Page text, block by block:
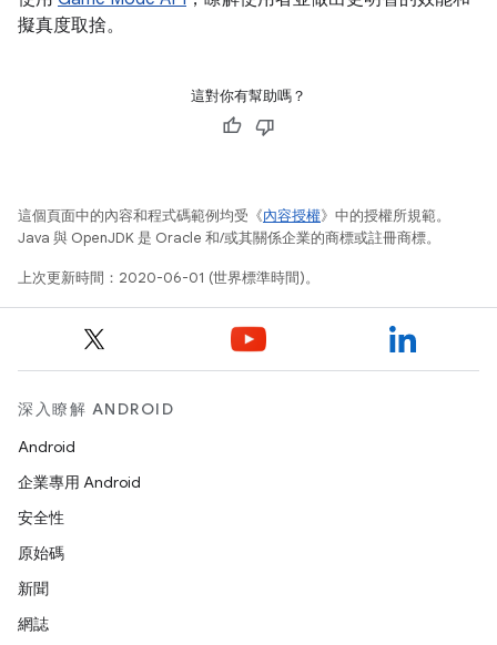
擬真度取捨。
這對你有幫助嗎？
這個頁面中的內容和程式碼範例均受《內容授權》中的授權所規範。
Java 與 OpenJDK 是 Oracle 和/或其關係企業的商標或註冊商標。
上次更新時間：2020-06-01 (世界標準時間)。
深入瞭解 ANDROID
Android
企業專用 Android
安全性
原始碼
新聞
網誌